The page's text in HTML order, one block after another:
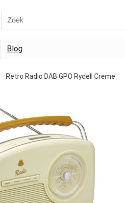
Blog
Retro Radio DAB GPO Rydell Creme